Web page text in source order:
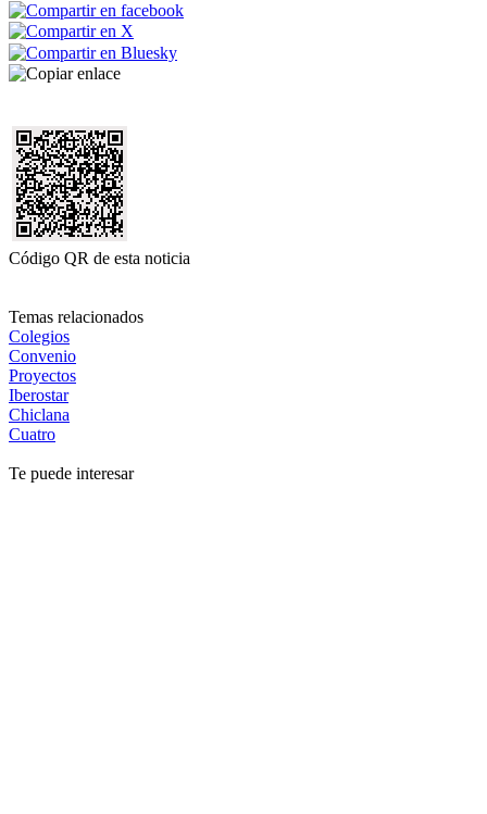
Código QR de esta noticia
Temas relacionados
Colegios
Convenio
Proyectos
Iberostar
Chiclana
Cuatro
Te puede interesar